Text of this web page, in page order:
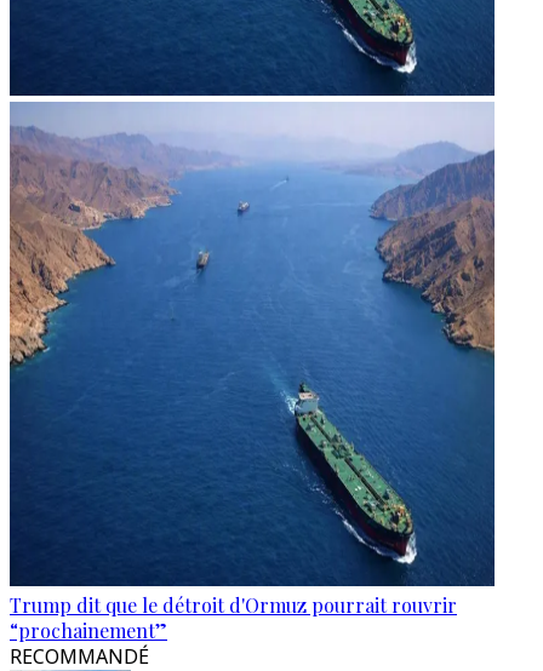
Trump dit que le détroit d'Ormuz pourrait rouvrir
“prochainement”
RECOMMANDÉ